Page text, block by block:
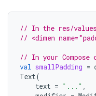
// In the res/
// <dimen
// In your Compose
val smallPadding =
Text(
text = "..." ,